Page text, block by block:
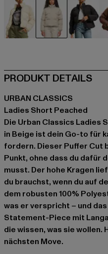
PRODUKT DETAILS
URBAN CLASSICS
Ladies Short Peached
Die Urban Classics Ladies
in Beige ist dein Go-to für
fordern. Dieser Puffer Cut
Punkt, ohne dass du
musst. Der hohe Kragen
du brauchst, wenn du auf
dem robusten 100%
was er verspricht – und
Statement-Piece mit
die wissen, was sie wollen.
nächsten Move.